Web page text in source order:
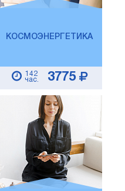
КОСМОЭНЕРГЕТИКА
142
час.
3775